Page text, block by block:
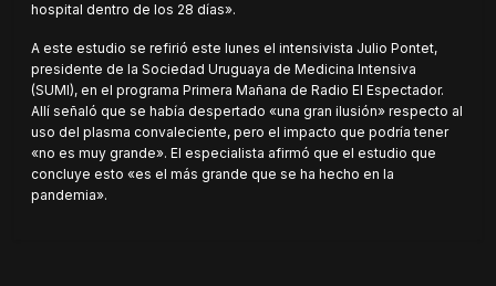
hospital dentro de los 28 días».
A este estudio se refirió este lunes el intensivista Julio Pontet,
presidente de la Sociedad Uruguaya de Medicina Intensiva
(SUMI), en el programa Primera Mañana de Radio El Espectador.
Allí señaló que se había despertado «una gran ilusión» respecto al
uso del plasma convaleciente, pero el impacto que podría tener
«no es muy grande». El especialista afirmó que el estudio que
concluye esto «es el más grande que se ha hecho en la
pandemia».